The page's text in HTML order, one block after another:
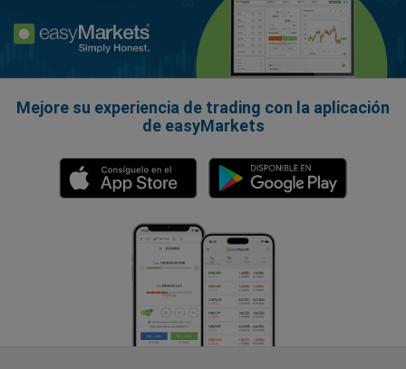
Mejore su experiencia de trading con la aplicación
de easyMarkets